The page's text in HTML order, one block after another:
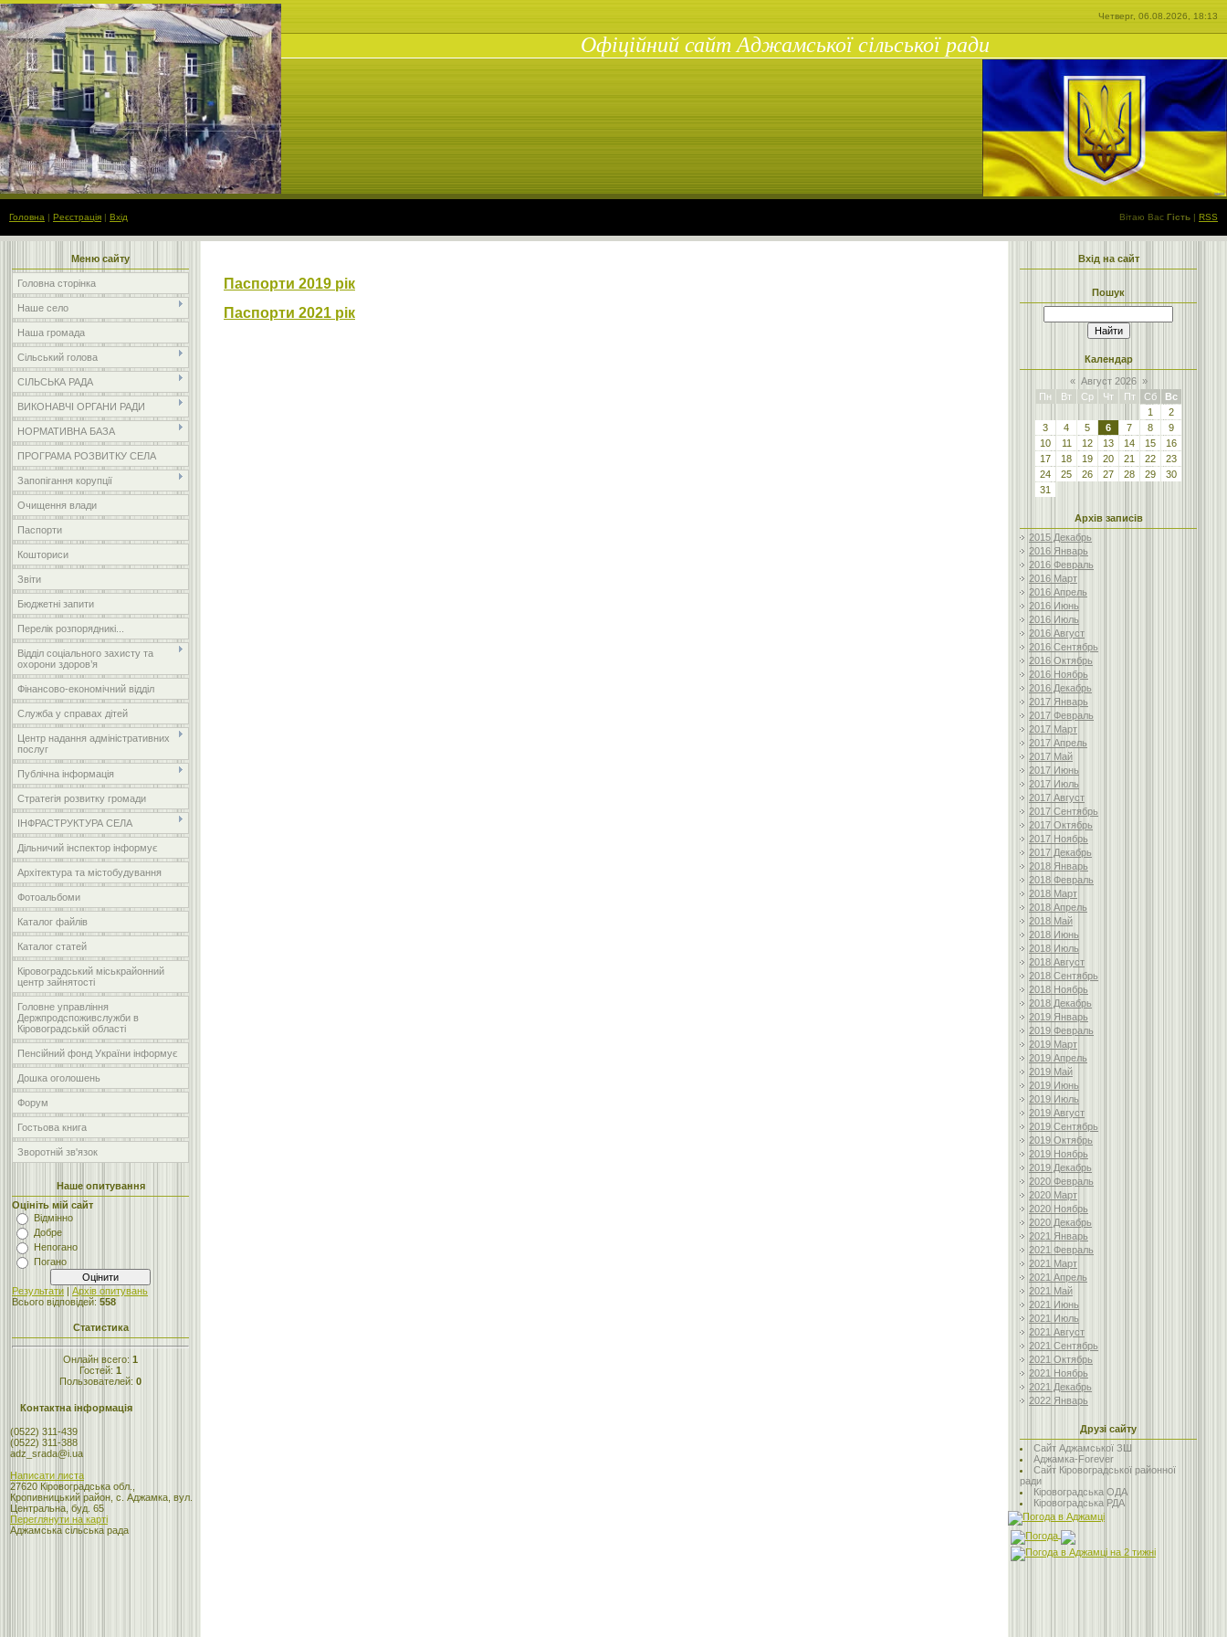
Четверг, 06.08.2026, 18:13
Офіційний сайт Аджамської сільської ради
Головна | Реєстрація | Вхід Вітаю Вас Гість | RSS
Меню сайту
Головна сторінка
Наше село
Наша громада
Сільський голова
СІЛЬСЬКА РАДА
ВИКОНАВЧІ ОРГАНИ РАДИ
НОРМАТИВНА БАЗА
ПРОГРАМА РОЗВИТКУ СЕЛА
Запопігання корупції
Очищення влади
Паспорти
Кошториси
Звіти
Бюджетні запити
Перелік розпорядникі...
Відділ соціального захисту та
охорони здоров’я
Фінансово-економічний відділ
Служба у справах дітей
Центр надання адміністративних
послуг
Публічна інформація
Стратегія розвитку громади
ІНФРАСТРУКТУРА СЕЛА
Дільничий інспектор інформує
Архітектура та містобудування
Фотоальбоми
Каталог файлів
Каталог статей
Кіровоградський міськрайонний
центр зайнятості
Головне управління
Держпродспоживслужби в
Кіровоградській області
Пенсійний фонд України інформує
Дошка оголошень
Форум
Гостьова книга
Зворотній зв'язок
Наше опитування
Оцініть мій сайт
Відмінно
Добре
Непогано
Погано
Результати | Архів опитувань
Всього відповідей: 558
Статистика
Онлайн всего: 1
Гостей: 1
Пользователей: 0
Контактна інформація
(0522) 311-439
(0522) 311-388
adz_srada@i.ua
Написати листа
27620 Кіровоградська обл.,
Кропивницький район, с. Аджамка, вул.
Центральна, буд. 65
Переглянути на карті
Аджамська сільська рада
Паспорти 2019 рік
Паспорти 2021 рік
Вхід на сайт
Пошук
Календар
« Август 2026 »
Пн
Вт Ср Чт Пт Сб
Вс
1
2
3
4 5 6 7 8
9
10
11 12 13 14 15
16
17
18 19 20 21 22
23
24
25 26 27 28 29
30
31
Архів записів
2015 Декабрь
2016 Январь
2016 Февраль
2016 Март
2016 Апрель
2016 Июнь
2016 Июль
2016 Август
2016 Сентябрь
2016 Октябрь
2016 Ноябрь
2016 Декабрь
2017 Январь
2017 Февраль
2017 Март
2017 Апрель
2017 Май
2017 Июнь
2017 Июль
2017 Август
2017 Сентябрь
2017 Октябрь
2017 Ноябрь
2017 Декабрь
2018 Январь
2018 Февраль
2018 Март
2018 Апрель
2018 Май
2018 Июнь
2018 Июль
2018 Август
2018 Сентябрь
2018 Ноябрь
2018 Декабрь
2019 Январь
2019 Февраль
2019 Март
2019 Апрель
2019 Май
2019 Июнь
2019 Июль
2019 Август
2019 Сентябрь
2019 Октябрь
2019 Ноябрь
2019 Декабрь
2020 Февраль
2020 Март
2020 Ноябрь
2020 Декабрь
2021 Январь
2021 Февраль
2021 Март
2021 Апрель
2021 Май
2021 Июнь
2021 Июль
2021 Август
2021 Сентябрь
2021 Октябрь
2021 Ноябрь
2021 Декабрь
2022 Январь
Друзі сайту
Сайт Аджамської ЗШ
Аджамка-Forever
Сайт Кіровоградської районної
ради
Кіровоградська ОДА
Кіровоградська РДА